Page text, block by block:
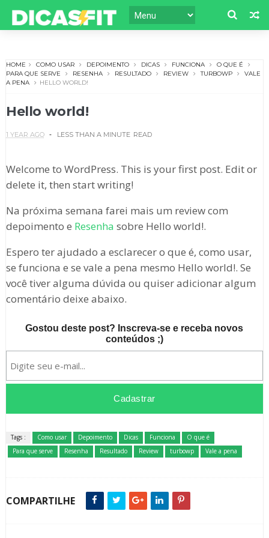
HOME COMO USAR DEPOIMENTO DICAS FUNCIONA
O QUE É
PARA QUE SERVE
RESENHA RESULTADO REVIEW TURBOWP
VALE
A PENA
HELLO WORLD!
Hello world!
1 YEAR AGO LESS THAN A MINUTE READ
Welcome to WordPress. This is your first post. Edit or
delete it, then start writing!
Na próxima semana farei mais um review com
depoimento e Resenha sobre Hello world!.
Espero ter ajudado a esclarecer o que é, como usar,
se funciona e se vale a pena mesmo Hello world!. Se
você tiver alguma dúvida ou quiser adicionar algum
comentário deixe abaixo.
Gostou deste post? Inscreva-se e receba novos
conteúdos ;)
Tags : Como usar Depoimento Dicas Funciona
O que é
Para que serve
Resenha Resultado Review turbowp Vale a pena
COMPARTILHE